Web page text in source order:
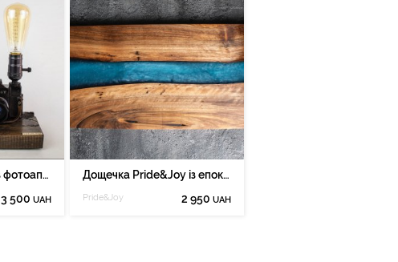
Лампа Pride&Joy з фотоапаратом з фігурами Ліхтенберга
3 500 UAH
Дощечка Pride&Joy із епоксидної смоли 05epxpl
Pride&Joy 2 950 UAH